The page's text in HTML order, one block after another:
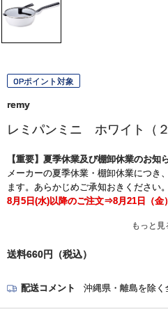
OPポイント対象
remy
レミパンミニ ホワイト（２
【重要】夏季休業及び棚卸休業のお知
メーカーの夏季休業・棚卸休業につき
ます。あらかじめご承知おきください。
8月5日(水)以降のご注文⇒8月21日（金
※また、現在、一部の地域でお荷物の
お客さまには大変ご迷惑をお掛けいた
＜詳細はこちら＞
もっと見
送料660円（税込）
配送コメント 沖縄県・離島を除く